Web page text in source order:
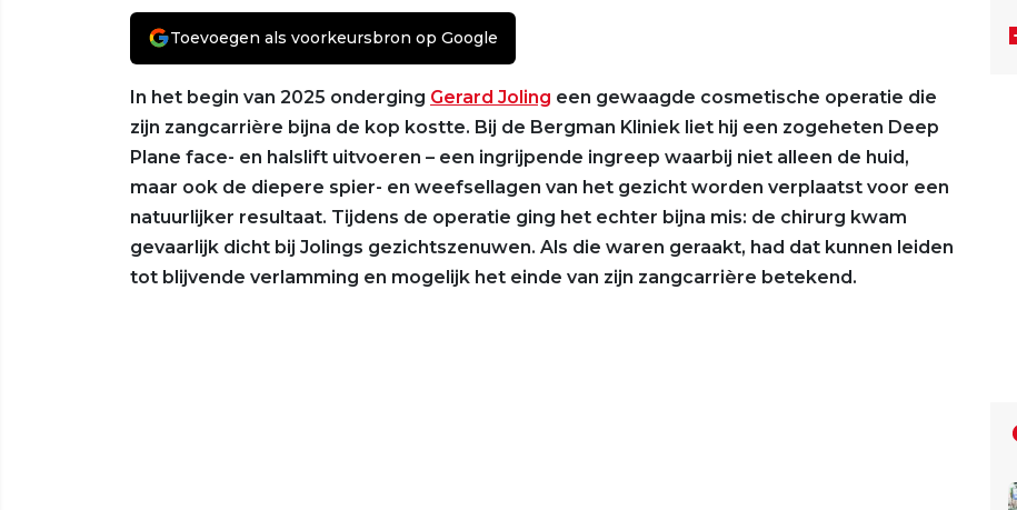
Toevoegen als voorkeursbron op Google
In het begin van 2025 onderging Gerard Joling een gewaagde cosmetische operatie die
zijn zangcarrière bijna de kop kostte. Bij de Bergman Kliniek liet hij een zogeheten Deep
Plane face- en halslift uitvoeren – een ingrijpende ingreep waarbij niet alleen de huid,
maar ook de diepere spier- en weefsellagen van het gezicht worden verplaatst voor een
natuurlijker resultaat. Tijdens de operatie ging het echter bijna mis: de chirurg kwam
gevaarlijk dicht bij Jolings gezichtszenuwen. Als die waren geraakt, had dat kunnen leiden
tot blijvende verlamming en mogelijk het einde van zijn zangcarrière betekend.